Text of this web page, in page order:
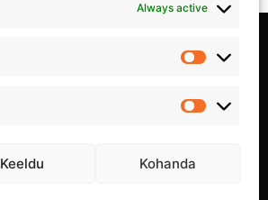
Always active
Statistika
Turundus
Keeldu Kohanda
Kontakt